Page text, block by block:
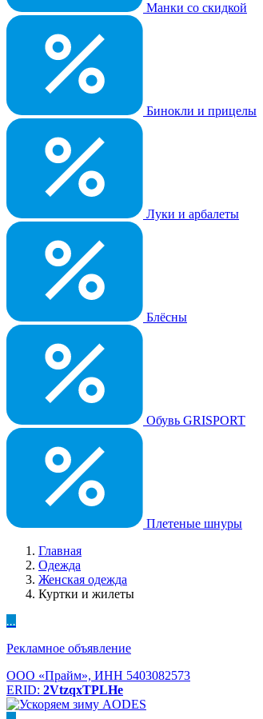
Манки со скидкой
Бинокли и прицелы
Луки и арбалеты
Блёсны
Обувь GRISPORT
Плетеные шнуры
Главная
Одежда
Женская одежда
Куртки и жилеты
...
Рекламное объявление
ООО «Прайм», ИНН 5403082573
ERID: 2VtzqxTPLHe